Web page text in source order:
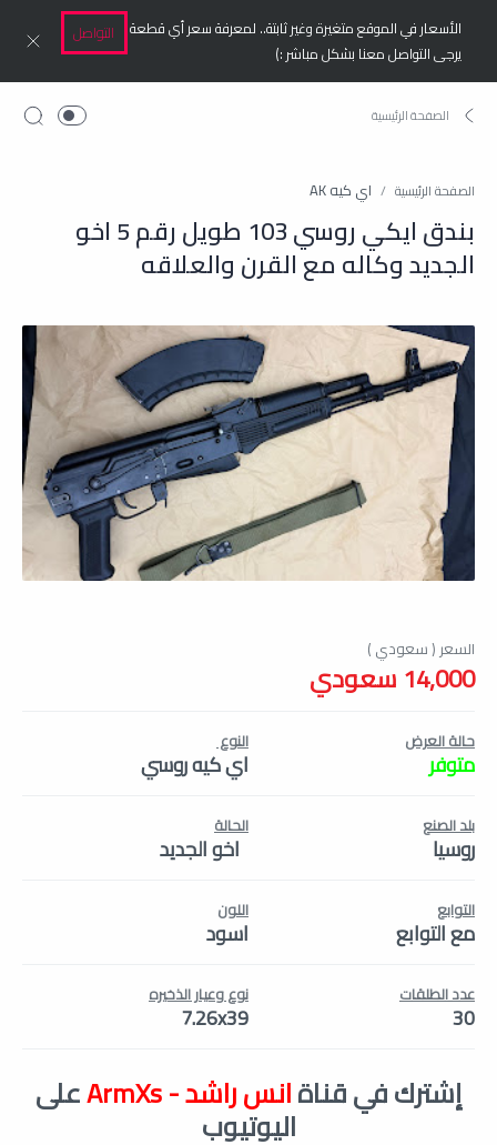
الأسعار في الموقع متغيرة وغير ثابتة.. لمعرفة سعر أي قطعة
يرجى التواصل معنا بشكل مباشر :)
التواصل
الصفحة الرئيسية اي كيه AK
بندق ايكي روسي 103 طويل رقم 5 اخو
الجديد وكاله مع القرن والعلاقه
14,000 سعودي
حالة العرض
متوفر
النوع
اي كيه روسي
بلد الصنع
روسيا
الحالة
اخو الجديد
التوابع
مع التوابع
اللون
اسود
عدد الطلقات
30
نوع وعيار الذخيره
7.26x39
إشترك في قناةانس راشد - ArmXs على
اليوتيوب